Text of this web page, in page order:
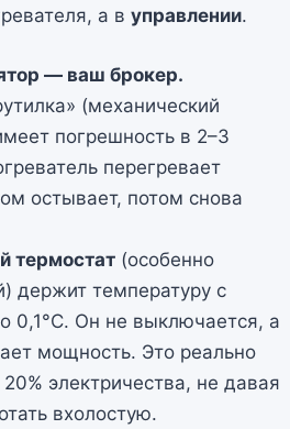
а в управлении.
— ваш брокер.
(механический
погрешность в 2–3
перегревает
остывает, потом снова
термостат (особенно
держит температуру с
0,1°C. Он не выключается, а
мощность. Это реально
электричества, не давая
вхолостую.